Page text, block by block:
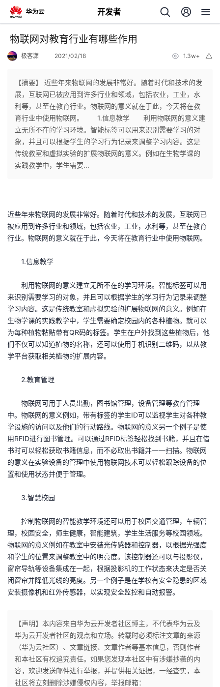
开发者
返
个
人
主
我
的
发
者
我
的
博
客
我
的
论
坛
我
的
圈
子
我
的
直
播
我
的
活
动
我
的
关
注
我
开
发
堂
我
的
课
程
我
的
认
证
我
的
实
验
我
的
收
藏
的
Programs
我
的
我
的
技
术
支
持
我
的
云
声
建
议
物联网对教育行业有哪些作用
极客潇 2021/02/18 1.3w+
【摘要】 近些年来物联网的发展非常好。随着时代和技术的发
展，互联网已被应用到许多行业和领域，包括农业，工业，水
利等，甚至在教育行业。物联网的意义就在于此，今天将在教
育行业中使用物联网。 1.信息教学 利用物联网的意义建
立无所不在的学习环境。智能标签可以用来识别需要学习的对
象，并且可以根据学生的学习行为记录来调整学习内容。这是
传统教室和虚拟实验的扩展物联网的意义。例如在生物学课的
实践教学中，学生需要...
近些年来物联网的发展非常好。随着时代和技术的发展，互联网已
被应用到许多行业和领域，包括农业，工业，水利等，甚至在教育
行业。物联网的意义就在于此，今天将在教育行业中使用物联网。
1.信息教学
利用物联网的意义建立无所不在的学习环境。智能标签可以用
来识别需要学习的对象，并且可以根据学生的学习行为记录来调整
学习内容。这是传统教室和虚拟实验的扩展物联网的意义。例如在
生物学课的实践教学中，学生需要确定校园内的各种植物。就可以
为每种植物粘贴带有QR码的标签。学生在户外找到这些植物后，他
们不仅可以知道植物的名称，还可以使用手机识别二维码，以从教
学平台获取相关植物的扩展内容。
2.教育管理
物联网可用于人员出勤，图书馆管理，设备管理等教育管理
中。物联网的意义例如，带有标签的学生ID可以监视学生对各种教
学设施的访问以及他们的行动路线。物联网的意义另一个例子是使
用RFID进行图书管理。可以通过RFID标签轻松找到书籍，并且在借
书时可以轻松获取书籍信息，而不必取出书籍并一一扫描。物联网
的意义在实验设备的管理中使用物联网技术可以轻松跟踪设备的位
置和使用状态并便于管理。
3.智慧校园
控制物联网的智能教学环境还可以用于校园交通管理，车辆管
理，校园安全，师生健康，智能建筑，学生生活服务等校园领域。
物联网的意义例如在教室中安装光传感器和控制器，以根据光强度
和学生的位置来调整教室中的明亮度。该控制器还可以与投影仪，
窗帘导轨等设备集成在一起，根据投影机的工作状态来决定是否关
闭窗帘并降低光线的亮度。另一个例子是在学校有安全隐患的区域
安装摄像机和红外传感器，以实现安全监控和自动报警。
【声明】本内容来自华为云开发者社区博主，不代表华为云及
华为云开发者社区的观点和立场。转载时必须标注文章的来源
（华为云社区）、文章链接、文章作者等基本信息，否则作者
和本社区有权追究责任。如果您发现本社区中有涉嫌抄袭的内
容，欢迎发送邮件进行举报，并提供相关证据，一经查实，本
社区将立刻删除涉嫌侵权内容，举报邮箱：